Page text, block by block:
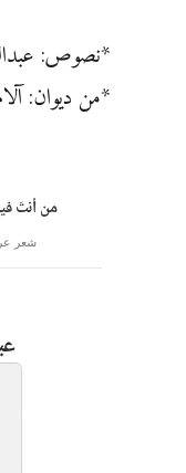
*نصوص:
*من ديوان:
من أنتَ
شعر